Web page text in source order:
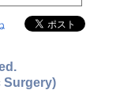
Surgery)